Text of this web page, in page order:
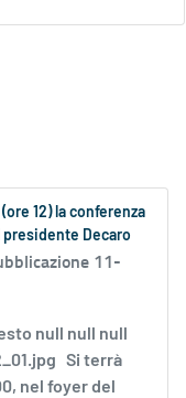
12) la conferenza
Decaro
11-
null null null
Si terrà
nel foyer del